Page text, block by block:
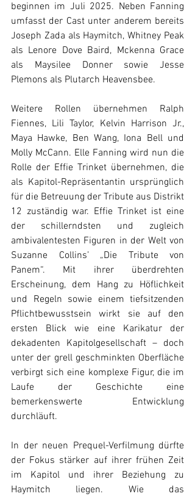
beginnen im Juli 2025. Neben Fanning
umfasst der Cast unter anderem bereits
Joseph Zada als Haymitch, Whitney Peak
als Lenore Dove Baird, Mckenna Grace
als Maysilee Donner sowie Jesse
Plemons als Plutarch Heavensbee.
Weitere Rollen übernehmen Ralph
Fiennes, Lili Taylor, Kelvin Harrison Jr.,
Maya Hawke, Ben Wang, Iona Bell und
Molly McCann. Elle Fanning wird nun die
Rolle der Effie Trinket übernehmen, die
als Kapitol-Repräsentantin ursprünglich
für die Betreuung der Tribute aus Distrikt
12 zuständig war. Effie Trinket ist eine
der schillerndsten und zugleich
ambivalentesten Figuren in der Welt von
Suzanne Collins’ „Die Tribute von
Panem“. Mit ihrer überdrehten
Erscheinung, dem Hang zu Höflichkeit
und Regeln sowie einem tiefsitzenden
Pflichtbewusstsein wirkt sie auf den
ersten Blick wie eine Karikatur der
dekadenten Kapitolgesellschaft – doch
unter der grell geschminkten Oberfläche
verbirgt sich eine komplexe Figur, die im
Laufe der Geschichte eine
bemerkenswerte Entwicklung
durchläuft.
In der neuen Prequel-Verfilmung dürfte
der Fokus stärker auf ihrer frühen Zeit
im Kapitol und ihrer Beziehung zu
Haymitch liegen. Wie das